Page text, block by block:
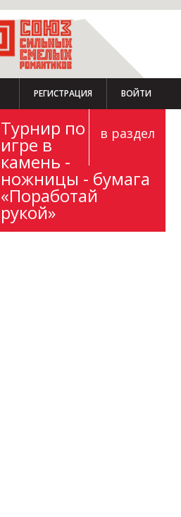
РЕГИСТРАЦИЯ ВОЙТИ
в раздел
Турнир по
игре в
камень -
ножницы - бумага
«Поработай
рукой»